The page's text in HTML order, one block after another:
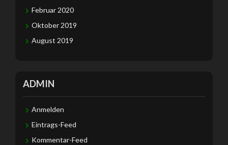
Februar 2020
Oktober 2019
August 2019
ADMIN
Anmelden
Eintrags-Feed
Kommentar-Feed